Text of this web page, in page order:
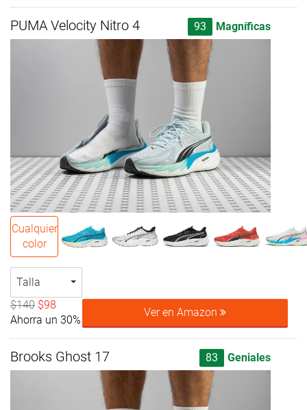
PUMA Velocity Nitro 4 93 Magníficas
Cualquier
color
Talla
$140 $98
Ahorra un 30%
Ver en Amazon
Brooks Ghost 17 83 Geniales